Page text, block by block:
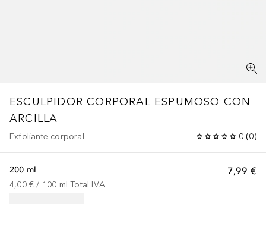
ESCULPIDOR CORPORAL ESPUMOSO CON
ARCILLA
Exfoliante corporal 0 (0)
7,99 €
200 ml
4,00 € / 100 ml Total IVA